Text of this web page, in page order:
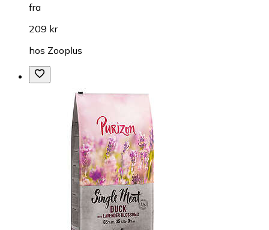
fra
209 kr
hos Zooplus